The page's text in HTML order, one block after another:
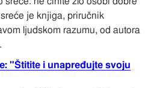
je knjiga, priručnik
ljudskom razumu, od autora
"Štitite i unapređujte svoju